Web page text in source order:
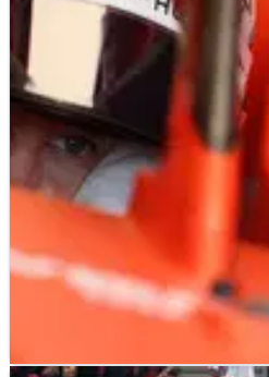
Ferrari mungkin finis satu-dua di
pada hari Jumat, tetapi Charles
oleh kondisi panas.